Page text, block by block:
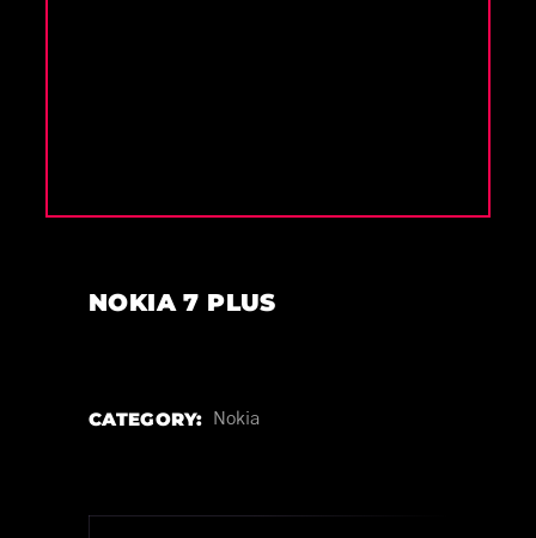
NOKIA 7 PLUS
CATEGORY: Nokia